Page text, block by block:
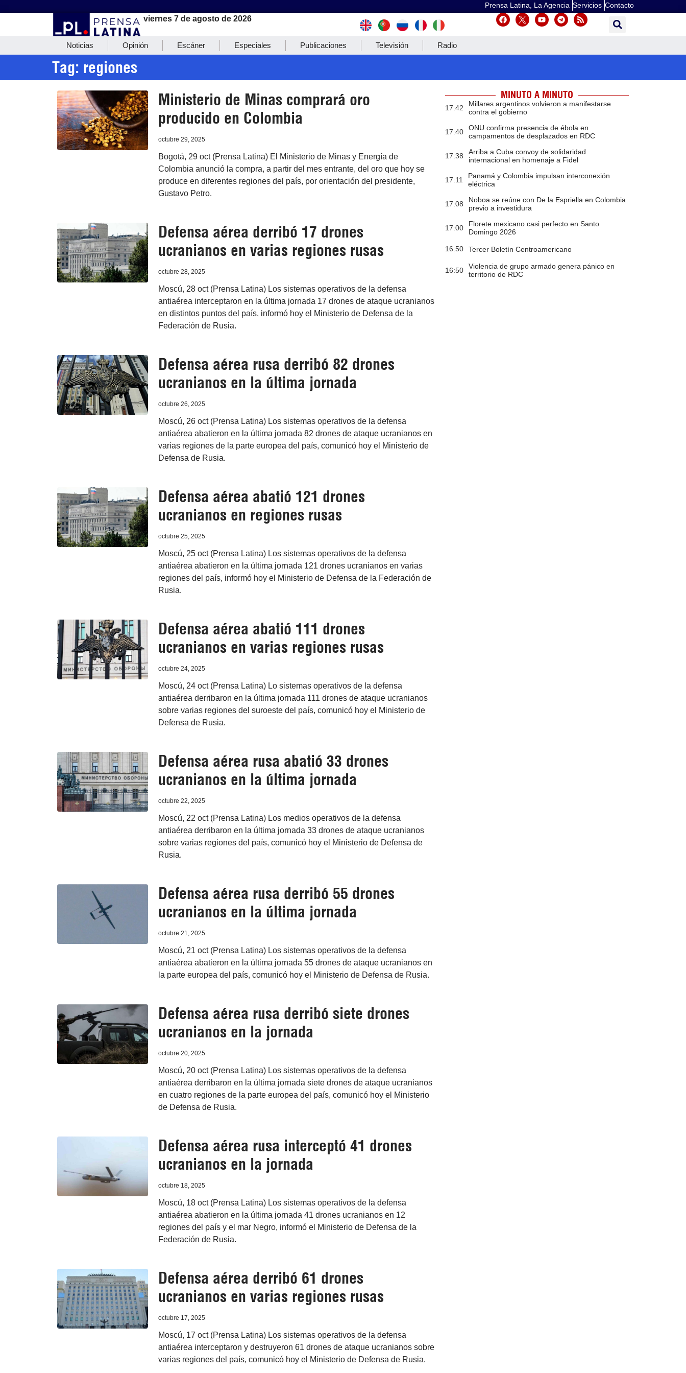
Prensa Latina, La Agencia Servicios Contacto
viernes 7 de agosto de 2026
Noticias Opinión Escáner Especiales Publicaciones Televisión Radio
Tag: regiones
Ministerio de Minas comprará oro
producido en Colombia
octubre 29, 2025
Bogotá, 29 oct (Prensa Latina) El Ministerio de Minas y Energía de
Colombia anunció la compra, a partir del mes entrante, del oro que hoy se
produce en diferentes regiones del país, por orientación del presidente,
Gustavo Petro.
Defensa aérea derribó 17 drones
ucranianos en varias regiones rusas
octubre 28, 2025
Moscú, 28 oct (Prensa Latina) Los sistemas operativos de la defensa
antiaérea interceptaron en la última jornada 17 drones de ataque ucranianos
en distintos puntos del país, informó hoy el Ministerio de Defensa de la
Federación de Rusia.
Defensa aérea rusa derribó 82 drones
ucranianos en la última jornada
octubre 26, 2025
Moscú, 26 oct (Prensa Latina) Los sistemas operativos de la defensa
antiaérea abatieron en la última jornada 82 drones de ataque ucranianos en
varias regiones de la parte europea del país, comunicó hoy el Ministerio de
Defensa de Rusia.
Defensa aérea abatió 121 drones
ucranianos en regiones rusas
octubre 25, 2025
Moscú, 25 oct (Prensa Latina) Los sistemas operativos de la defensa
antiaérea abatieron en la última jornada 121 drones ucranianos en varias
regiones del país, informó hoy el Ministerio de Defensa de la Federación de
Rusia.
Defensa aérea abatió 111 drones
ucranianos en varias regiones rusas
octubre 24, 2025
Moscú, 24 oct (Prensa Latina) Lo sistemas operativos de la defensa
antiaérea derribaron en la última jornada 111 drones de ataque ucranianos
sobre varias regiones del suroeste del país, comunicó hoy el Ministerio de
Defensa de Rusia.
Defensa aérea rusa abatió 33 drones
ucranianos en la última jornada
octubre 22, 2025
Moscú, 22 oct (Prensa Latina) Los medios operativos de la defensa
antiaérea derribaron en la última jornada 33 drones de ataque ucranianos
sobre varias regiones del país, comunicó hoy el Ministerio de Defensa de
Rusia.
Defensa aérea rusa derribó 55 drones
ucranianos en la última jornada
octubre 21, 2025
Moscú, 21 oct (Prensa Latina) Los sistemas operativos de la defensa
antiaérea abatieron en la última jornada 55 drones de ataque ucranianos en
la parte europea del país, comunicó hoy el Ministerio de Defensa de Rusia.
Defensa aérea rusa derribó siete drones
ucranianos en la jornada
octubre 20, 2025
Moscú, 20 oct (Prensa Latina) Los sistemas operativos de la defensa
antiaérea derribaron en la última jornada siete drones de ataque ucranianos
en cuatro regiones de la parte europea del país, comunicó hoy el Ministerio
de Defensa de Rusia.
Defensa aérea rusa interceptó 41 drones
ucranianos en la jornada
octubre 18, 2025
Moscú, 18 oct (Prensa Latina) Los sistemas operativos de la defensa
antiaérea abatieron en la última jornada 41 drones ucranianos en 12
regiones del país y el mar Negro, informó el Ministerio de Defensa de la
Federación de Rusia.
Defensa aérea derribó 61 drones
ucranianos en varias regiones rusas
octubre 17, 2025
Moscú, 17 oct (Prensa Latina) Los sistemas operativos de la defensa
antiaérea interceptaron y destruyeron 61 drones de ataque ucranianos sobre
varias regiones del país, comunicó hoy el Ministerio de Defensa de Rusia.
MINUTO A MINUTO
17:42
Millares argentinos volvieron a manifestarse
contra el gobierno
17:40
ONU confirma presencia de ébola en
campamentos de desplazados en RDC
17:38
Arriba a Cuba convoy de solidaridad
internacional en homenaje a Fidel
17:11
Panamá y Colombia impulsan interconexión
eléctrica
17:08
Noboa se reúne con De la Espriella en Colombia
previo a investidura
17:00
Florete mexicano casi perfecto en Santo
Domingo 2026
16:50 Tercer Boletín Centroamericano
16:50
Violencia de grupo armado genera pánico en
territorio de RDC